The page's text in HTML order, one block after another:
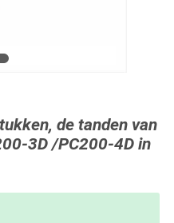
de tanden van
3D /PC200-4D in